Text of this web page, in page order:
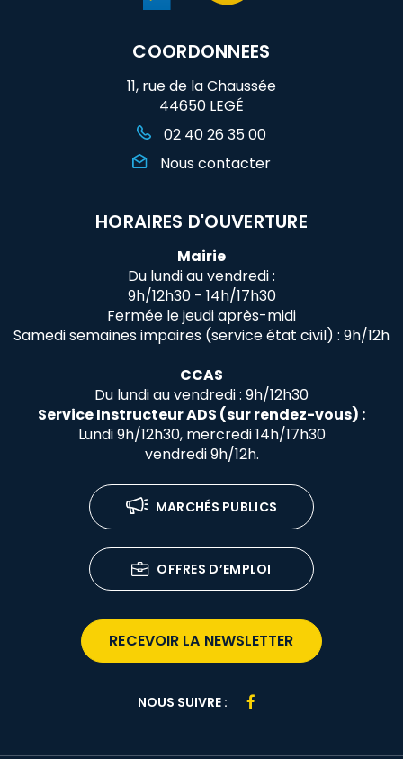
COORDONNEES
11, rue de la Chaussée
44650 LEGÉ
02 40 26 35 00
Nous contacter
HORAIRES D'OUVERTURE
Mairie
Du lundi au vendredi :
9h/12h30 - 14h/17h30
Fermée le jeudi après-midi
Samedi semaines impaires (service état civil) : 9h/12h
CCAS
Du lundi au vendredi : 9h/12h30
Service Instructeur ADS (sur rendez-vous) :
Lundi 9h/12h30, mercredi 14h/17h30
vendredi 9h/12h.
MARCHÉS PUBLICS
OFFRES D’EMPLOI
RECEVOIR LA NEWSLETTER
NOUS SUIVRE :